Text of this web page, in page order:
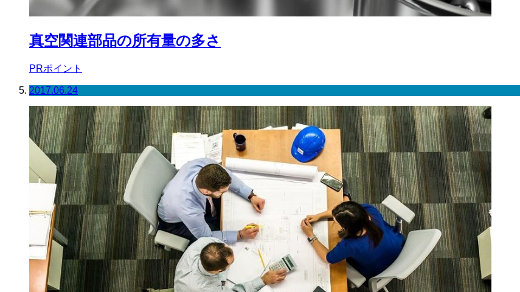
真空関連部品の所有量の多さ
PRポイント
2017.06.24